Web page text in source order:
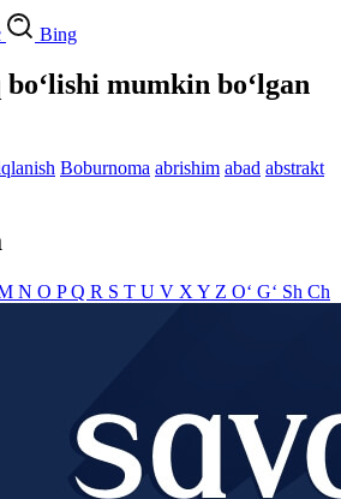
Bing
mumkin bo‘lgan
Boburnoma abrishim abad abstrakt
N O PQ R S T U V X Y Z O‘ G‘ Sh Ch